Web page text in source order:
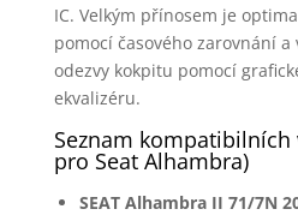
IC. Velkým přínosem je
pomocí časového zarovnání
odezvy kokpitu pomocí
ekvalizéru.
Seznam
pro Seat Alhambra)
SEAT Alhambra II 71/7N